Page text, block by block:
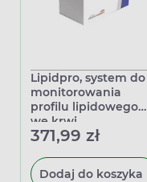
Lipidpro, system do
monitorowania
profilu lipidowego
we krwi
(cholesterolu,
371,99 zł
Dodaj do koszyka